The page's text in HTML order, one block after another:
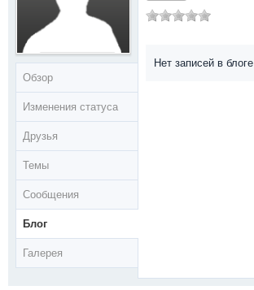
Обзор
Изменения статуса
Друзья
Темы
Сообщения
Блог
Галерея
Нет записей в блоге